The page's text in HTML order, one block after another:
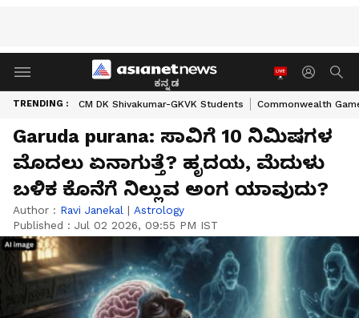
ಕನ್ನಡ
TRENDING : CM DK Shivakumar-GKVK Students Commonwealth
Garuda purana: ಸಾವಿಗೆ 10 ನಿಮಿಷಗಳ
ಮೊದಲು ಏನಾಗುತ್ತೆ? ಹೃದಯ, ಮೆದುಳು
ಬಳಿಕ ಕೊನೆಗೆ ನಿಲ್ಲುವ ಅಂಗ ಯಾವುದು?
Author : Ravi Janekal | Astrology
Published : Jul 02 2026, 09:55 PM IST